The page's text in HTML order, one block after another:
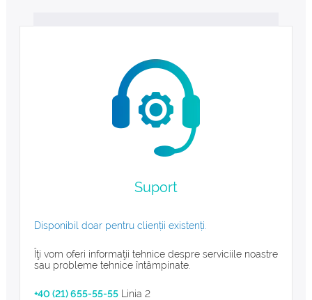
Suport
Disponibil doar pentru clienții existenți.
Îţi vom oferi informaţii tehnice despre serviciile noastre
sau probleme tehnice întâmpinate.
+40 (21) 655-55-55Linia 2